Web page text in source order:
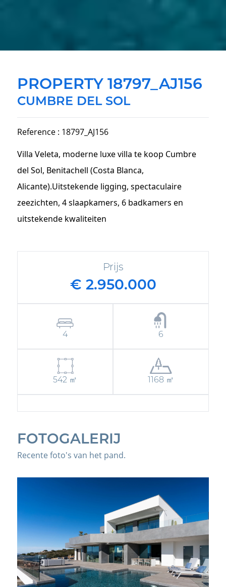
PROPERTY 18797_AJ156
CUMBRE DEL SOL
Reference : 18797_AJ156
Villa Veleta, moderne luxe villa te koop Cumbre
del Sol, Benitachell (Costa Blanca,
Alicante).Uitstekende ligging, spectaculaire
zeezichten, 4 slaapkamers, 6 badkamers en
uitstekende kwaliteiten
Prijs
€ 2.950.000
4 6
542 ㎡ 1168 ㎡
FOTOGALERIJ
Recente foto's van het pand.